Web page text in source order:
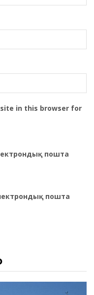
in this browser for
пошта
пошта